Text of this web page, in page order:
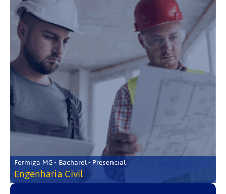
Formiga-MG • Bacharel • Presencial
Engenharia Civil